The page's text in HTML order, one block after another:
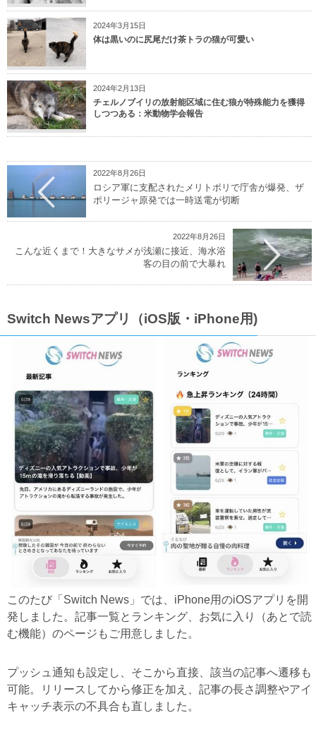
2024年3月15日
体は黒いのに尻尾だけ茶トラの猫が可愛い
2024年2月13日
チェルノブイリの放射能区域に住む狼が特殊能力を獲得
しつつある：米動物学会報告
2022年8月26日
ロシア軍に支配されたメリトポリで庁舎が爆発、ザ
ポリージャ原発では一時送電が切断
2022年8月26日
こんな近くまで！大きなサメが浅瀬に接近、海水浴
客の目の前で大暴れ
Switch Newsアプリ（iOS版・iPhone用)
このたび「Switch News」では、iPhone用のiOSアプリを開
発しました。記事一覧とランキング、お気に入り（あとで読
む機能）のページもご用意しました。
プッシュ通知も設定し、そこから直接、該当の記事へ遷移も
可能。リリースしてから修正を加え、記事の長さ調整やアイ
キャッチ表示の不具合も直しました。